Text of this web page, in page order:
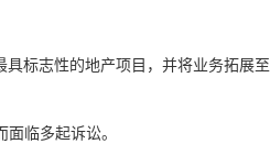
具标志性的地产项目，并将业务拓展至
临多起诉讼。